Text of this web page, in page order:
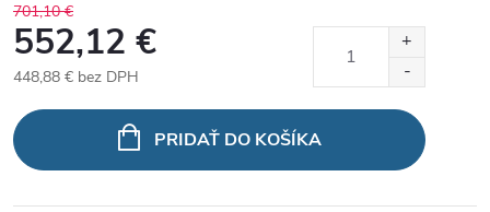
701,10 €
552,12 €
448,88 € bez DPH
cena:
PRIDAŤ DO KOŠÍKA